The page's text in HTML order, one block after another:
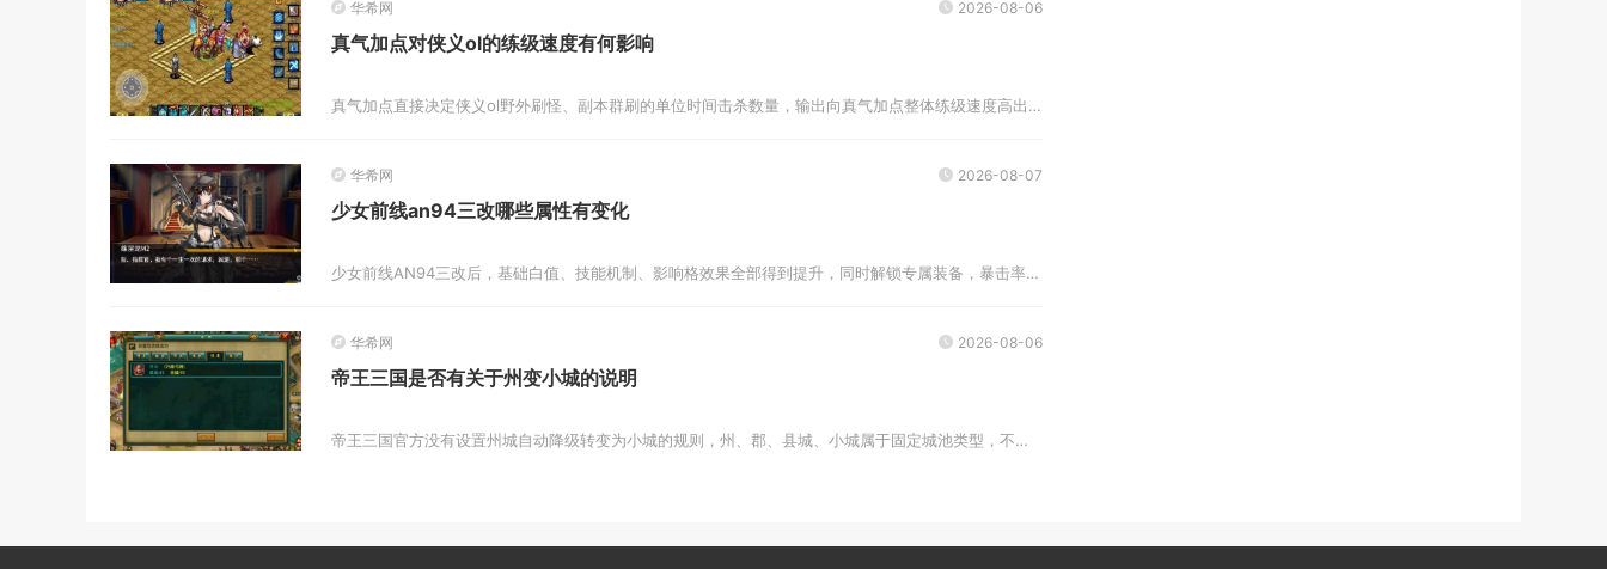
华希网 2026-08-06
真气加点对侠义ol的练级速度有何影响
真气加点直接决定侠义ol野外刷怪、副本群刷的单位时间击杀数量，输出向真气加点整体练级速度高出均衡、防御加点三成以上，分散...
华希网 2026-08-07
少女前线an94三改哪些属性有变化
少女前线AN94三改后，基础白值、技能机制、影响格效果全部得到提升，同时解锁专属装备，暴击率与移动速度保持不变，其余多项...
华希网 2026-08-06
帝王三国是否有关于州变小城的说明
帝王三国官方没有设置州城自动降级转变为小城的规则，州、郡、县城、小城属于固定城池类型，不会因为战败、繁荣度下降、城墙破损...